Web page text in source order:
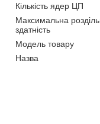
Кількість ядер ЦП
Максимальна
здатність
Модель товару
Назва